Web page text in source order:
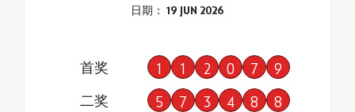
日期： 19 JUN 2026
首奖 1 1 2 0 7 9
二奖 5 7 3 4 8 8